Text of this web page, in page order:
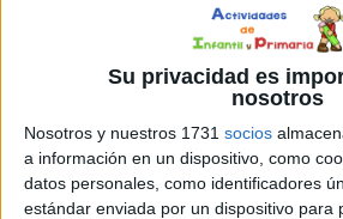
Su privacidad es
nosotros
Nosotros y nuestros 1731 socios
a información en un dispositivo, como
datos personales, como identificadores
estándar enviada por un dispositivo para
actividades del infantil
primaria_page-0026
Pulsa sobre el enlace para
archivo: